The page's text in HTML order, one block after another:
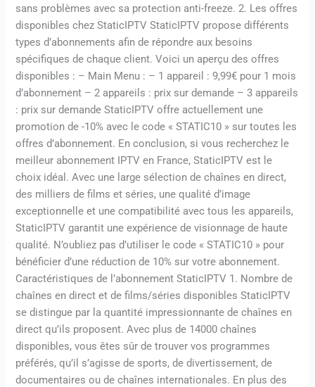
sans problèmes avec sa protection anti-freeze. 2. Les offres
disponibles chez StaticIPTV StaticIPTV propose différents
types d’abonnements afin de répondre aux besoins
spécifiques de chaque client. Voici un aperçu des offres
disponibles : – Main Menu : – 1 appareil : 9,99€ pour 1 mois
d’abonnement – 2 appareils : prix sur demande – 3 appareils
: prix sur demande StaticIPTV offre actuellement une
promotion de -10% avec le code « STATIC10 » sur toutes les
offres d’abonnement. En conclusion, si vous recherchez le
meilleur abonnement IPTV en France, StaticIPTV est le
choix idéal. Avec une large sélection de chaînes en direct,
des milliers de films et séries, une qualité d’image
exceptionnelle et une compatibilité avec tous les appareils,
StaticIPTV garantit une expérience de visionnage de haute
qualité. N’oubliez pas d’utiliser le code « STATIC10 » pour
bénéficier d’une réduction de 10% sur votre abonnement.
Caractéristiques de l’abonnement StaticIPTV 1. Nombre de
chaînes en direct et de films/séries disponibles StaticIPTV
se distingue par la quantité impressionnante de chaînes en
direct qu’ils proposent. Avec plus de 14000 chaînes
disponibles, vous êtes sûr de trouver vos programmes
préférés, qu’il s’agisse de sports, de divertissement, de
documentaires ou de chaînes internationales. En plus des